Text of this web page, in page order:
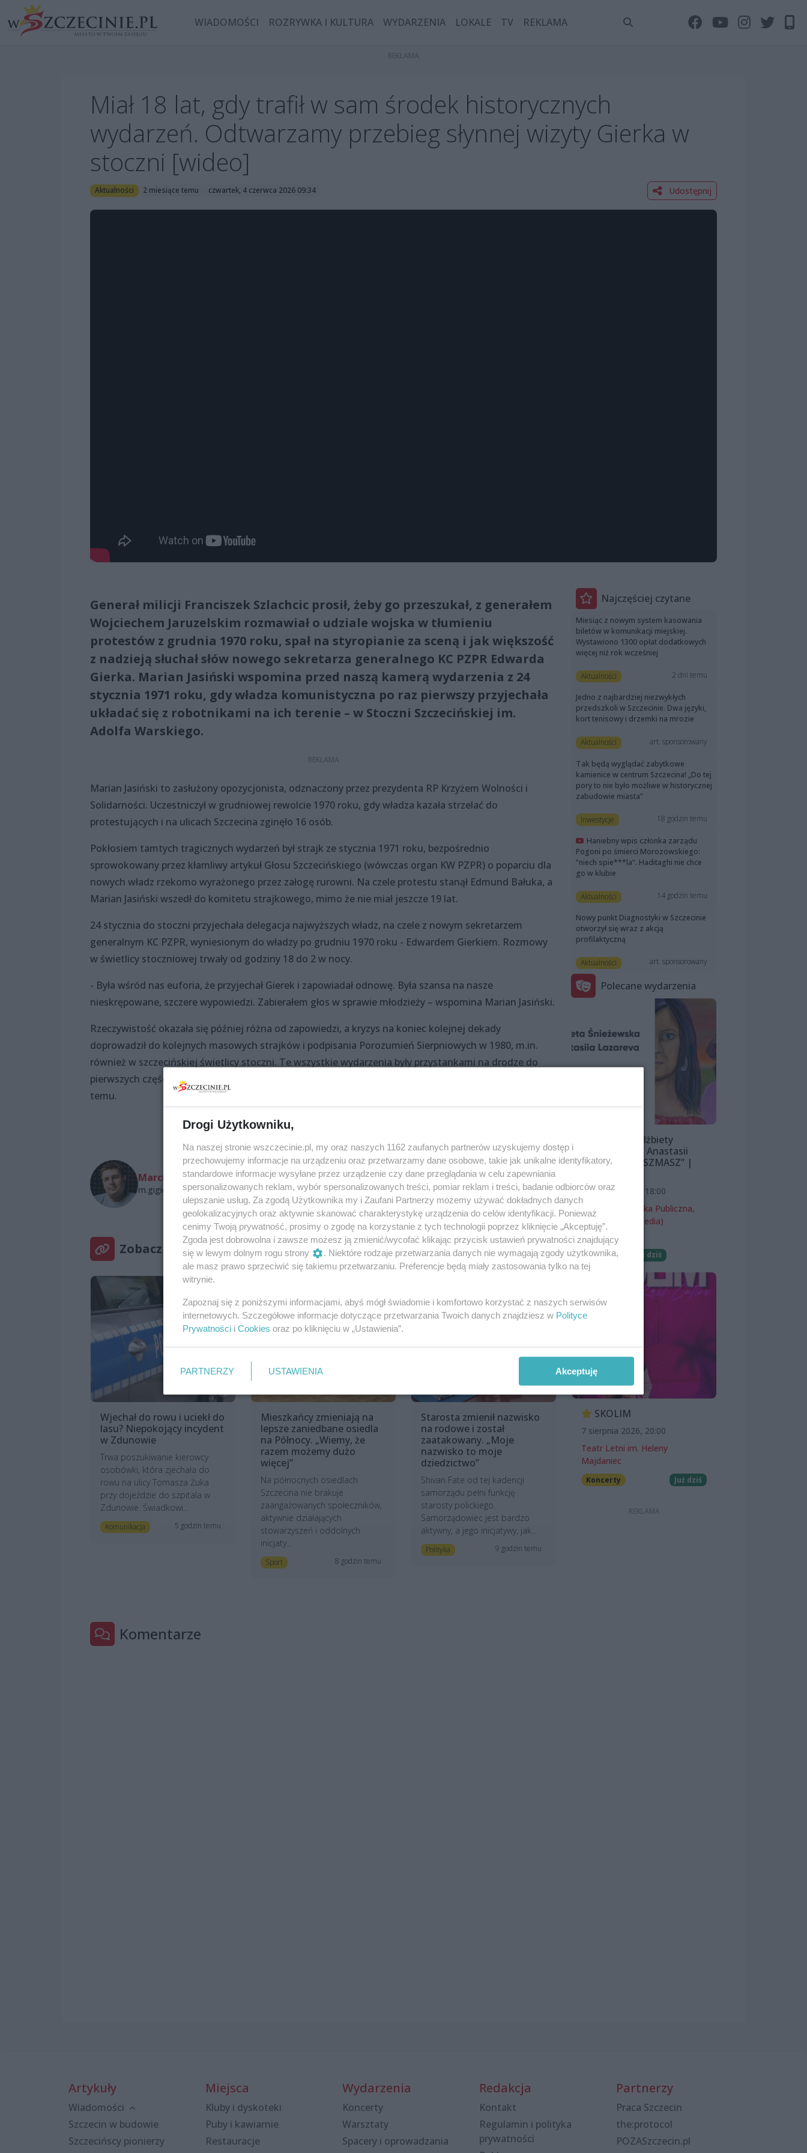
WIADOMOŚCI ROZRYWKA I KULTURA WYDARZENIA LOKALE TV REKLAMA
Miał 18 lat, gdy trafił w sam środek historycznych
wydarzeń. Odtwarzamy przebieg słynnej wizyty Gierka w
stoczni [wideo]
Aktualności 2 miesiące temu czwartek, 4 czerwca 2026 09:34 Udostępnij
Generał milicji Franciszek Szlachcic prosił, żeby go przeszukał, z generałem
Wojciechem Jaruzelskim rozmawiał o udziale wojska w tłumieniu
protestów z grudnia 1970 roku, spał na styropianie za sceną i jak większość
z nadzieją słuchał słów nowego sekretarza generalnego KC PZPR Edwarda
Gierka. Marian Jasiński wspomina przed naszą kamerą wydarzenia z 24
stycznia 1971 roku, gdy władza komunistyczna po raz pierwszy przyjechała
układać się z robotnikami na ich terenie – w Stoczni Szczecińskiej im.
Adolfa Warskiego.
Marian Jasiński to zasłużony opozycjonista, odznaczony przez prezydenta RP Krzyżem Wolności i
Solidarności. Uczestniczył w grudniowej rewolcie 1970 roku, gdy władza kazała strzelać do
protestujących i na ulicach Szczecina zginęło 16 osób.
Pokłosiem tamtych tragicznych wydarzeń był strajk ze stycznia 1971 roku, bezpośrednio
sprowokowany przez kłamliwy artykuł Głosu Szczecińskiego (wówczas organ KW PZPR) o poparciu dla
nowych władz rzekomo wyrażonego przez załogę rurowni. Na czele protestu stanął Edmund Bałuka, a
Marian Jasiński wszedł do komitetu strajkowego, mimo że nie miał jeszcze 19 lat.
24 stycznia do stoczni przyjechała delegacja najwyższych władz, na czele z nowym sekretarzem
generalnym KC PZPR, wyniesionym do władzy po grudniu 1970 roku - Edwardem Gierkiem. Rozmowy
w świetlicy stoczniowej trwały od godziny 18 do 2 w nocy.
- Była wśród nas euforia, że przyjechał Gierek i zapowiadał odnowę. Była szansa na nasze
nieskrępowane, szczere wypowiedzi. Zabierałem głos w sprawie młodzieży – wspomina Marian Jasiński.
Rzeczywistość okazała się później różna od zapowiedzi, a kryzys na koniec kolejnej dekady
doprowadził do kolejnych masowych strajków i podpisania Porozumień Sierpniowych w 1980, m.in.
również w szczecińskiej świetlicy stoczni. Te wszystkie wydarzenia były przystankami na drodze do
pierwszych częściowo wolnych wyborów parlamentarnych z 4 czerwca 1989 roku, czyli dokładnie 37 lat
temu.
Marcin Gigiel
m.gigiel@wszczecinie.pl Udostępnij
Zobacz też
Wjechał do rowu i uciekł do
lasu? Niepokojący incydent
w Zdunowie
Trwa poszukiwanie kierowcy
osobówki, która zjechała do
rowu na ulicy Tomasza Żuka
przy dojeździe do szpitala w
Zdunowie. Świadkowi...
Komunikacja 5 godzin temu
Mieszkańcy zmieniają na
lepsze zaniedbane osiedla
na Północy. „Wiemy, że
razem możemy dużo
więcej”
Na północnych osiedlach
Szczecina nie brakuje
zaangażowanych społeczników,
aktywnie działających
stowarzyszeń i oddolnych
inicjaty...
Sport 8 godzin temu
Starosta zmienił nazwisko
na rodowe i został
zaatakowany. „Moje
nazwisko to moje
dziedzictwo”
Shivan Fate od tej kadencji
samorządu pełni funkcję
starosty polickiego.
Samorządowiec jest bardzo
aktywny, a jego inicjatywy, jak...
Polityka 9 godzin temu
Komentarze
Najczęściej czytane
Miesiąc z nowym system kasowania
biletów w komunikacji miejskiej.
Wystawiono 1300 opłat dodatkowych
więcej niż rok wcześniej
Aktualności 2 dni temu
Jedno z najbardziej niezwykłych
przedszkoli w Szczecinie. Dwa języki,
kort tenisowy i drzemki na mrozie
Aktualności art. sponsorowany
Tak będą wyglądać zabytkowe
kamienice w centrum Szczecina! „Do tej
pory to nie było możliwe w historycznej
zabudowie miasta”
Inwestycje 18 godzin temu
Haniebny wpis członka zarządu
Pogoni po śmierci Morozowskiego:
“niech spie***la”. Haditaghi nie chce
go w klubie
Aktualności 14 godzin temu
Nowy punkt Diagnostyki w Szczecinie
otworzył się wraz z akcją
profilaktyczną
Aktualności art. sponsorowany
Polecane wydarzenia
Wystawa Elżbiety
Śnieżewskiej i Anastasii
Lazarevej „MISZMASZ” |
7 sierpnia 2026, 18:00
Miejska Biblioteka Publiczna,
filia nr 54 (ProMedia)
Wernisaże
Darmowe
Już dziś
SKOLIM
7 sierpnia 2026, 20:00
Teatr Letni im. Heleny
Majdaniec
Koncerty Już dziś
Artykuły
Wiadomości
Szczecin w budowie
Szczecińscy pionierzy
Miejsca
Kluby i dyskoteki
Puby i kawiarnie
Restauracje
Wydarzenia
Koncerty
Warsztaty
Spacery i oprowadzania
Redakcja
Kontakt
Regulamin i polityka
prywatności
Partnerzy
Praca Szczecin
the:protocol
POZASzczecin.pl
Drogi Użytkowniku,
Na naszej stronie wszczecinie.pl, my oraz naszych 1162 zaufanych partnerów uzyskujemy dostęp i
przechowujemy informacje na urządzeniu oraz przetwarzamy dane osobowe, takie jak unikalne identyfikatory,
standardowe informacje wysyłane przez urządzenie czy dane przeglądania w celu zapewniania
spersonalizowanych reklam, wybór spersonalizowanych treści, pomiar reklam i treści, badanie odbiorców oraz
ulepszanie usług. Za zgodą Użytkownika my i Zaufani Partnerzy możemy używać dokładnych danych
geolokalizacyjnych oraz aktywnie skanować charakterystykę urządzenia do celów identyfikacji. Ponieważ
cenimy Twoją prywatność, prosimy o zgodę na korzystanie z tych technologii poprzez kliknięcie „Akceptuję”.
Zgoda jest dobrowolna i zawsze możesz ją zmienić/wycofać klikając przycisk ustawień prywatności znajdujący
się w lewym dolnym rogu strony
. Niektóre rodzaje przetwarzania danych nie wymagają zgody użytkownika,
ale masz prawo sprzeciwić się takiemu przetwarzaniu. Preferencje będą miały zastosowania tylko na tej
witrynie.
Zapoznaj się z poniższymi informacjami, abyś mógł świadomie i komfortowo korzystać z naszych serwisów
internetowych. Szczegółowe informacje dotyczące przetwarzania Twoich danych znajdziesz w Polityce
Prywatności i Cookies oraz po kliknięciu w „Ustawienia”.
PARTNERZY USTAWIENIA Akceptuję